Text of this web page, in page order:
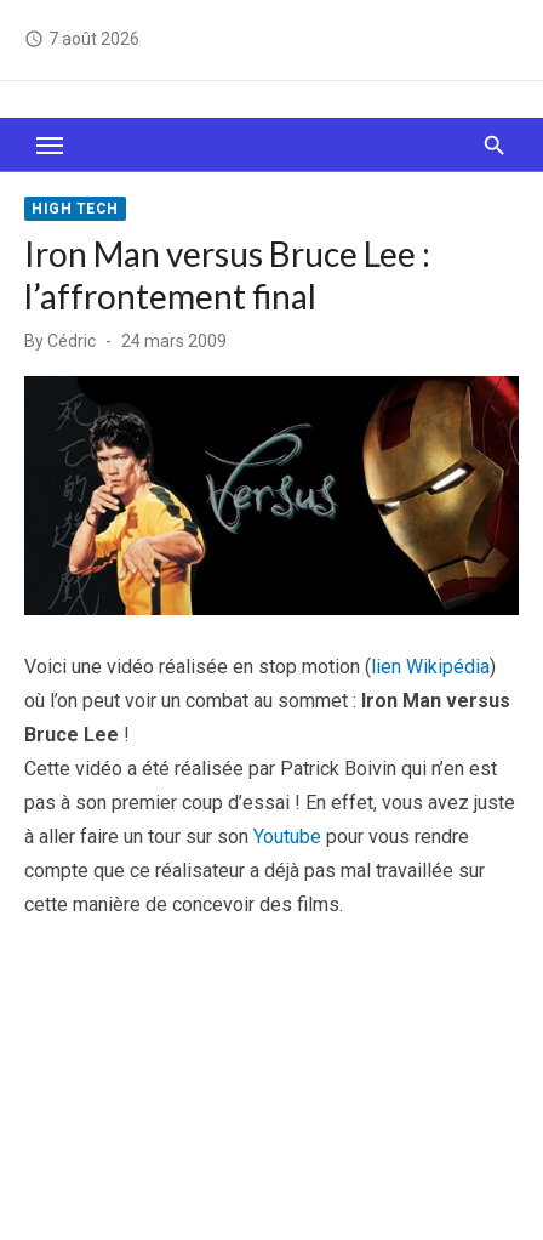
access_time 7 août 2026
Le Web, c'est comme une boîte de chocolats… On
sait jamais sur quoi on va tomber !
HIGH TECH
Iron Man versus Bruce Lee :
l’affrontement final
ByCédric
Posted
24 mars 2009
Voici une vidéo réalisée en stop motion (lien Wikipédia)
où l’on peut voir un combat au sommet : Iron Man versus
Bruce Lee !
Cette vidéo a été réalisée par Patrick Boivin qui n’en est
pas à son premier coup d’essai ! En effet, vous avez juste
à aller faire un tour sur son Youtube pour vous rendre
compte que ce réalisateur a déjà pas mal travaillée sur
cette manière de concevoir des films.